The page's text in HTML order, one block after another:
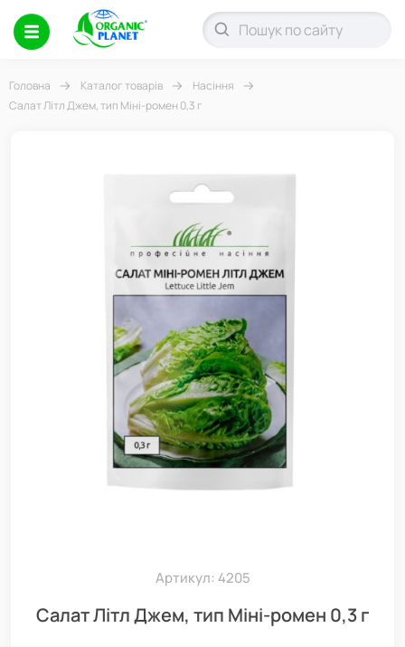
Головна Каталог товарів
Насіння
Салат Літл Джем, тип Міні-ромен 0,3 г
Артикул: 4205
Салат Літл Джем, тип Міні-ромен 0,3 г